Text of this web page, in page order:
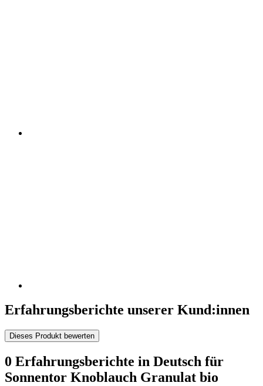
Erfahrungsberichte unserer Kund:innen
Dieses Produkt bewerten
0 Erfahrungsberichte in Deutsch für
Sonnentor Knoblauch Granulat bio